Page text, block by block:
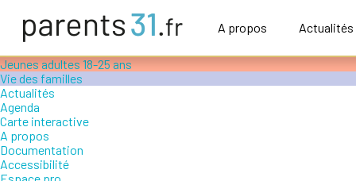
A propos Actualités
Petite enfance 0-6 ans
Enfance 6-12 ans
Jeunes adultes 18-25 ans
Vie des familles
Actualités
Agenda
Carte interactive
A propos
Documentation
Accessibilité